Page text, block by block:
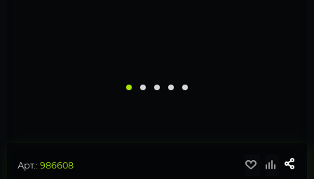
Арт.: 986608